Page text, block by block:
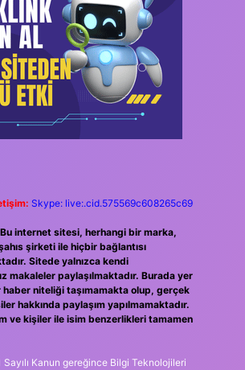
Skype: live:.cid.575569c608265c69
Bu internet sitesi, herhangi bir marka,
şirketi ile hiçbir bağlantısı
Sitede yalnızca kendi
makaleler paylaşılmaktadır. Burada yer
haber niteliği taşımamakta olup, gerçek
hakkında paylaşım yapılmamaktadır.
ve kişiler ile isim benzerlikleri tamamen
Sayılı Kanun gereğince Bilgi Teknolojileri